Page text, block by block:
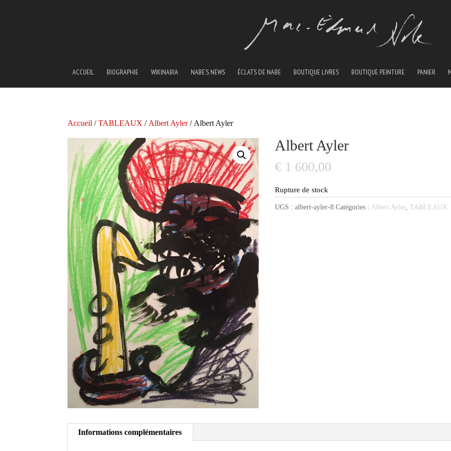
ACCUEIL BIOGRAPHIE WIKINABIA NABE’S NEWS ÉCLATS DE NABE BOUTIQUE LIVRES BOUTIQUE PEINTURE PANIER
Accueil /TABLEAUX / Albert Ayler/ Albert Ayler
Albert Ayler
€ 1 600,00
Rupture de stock
UGS :albert-ayler-8 Catégories : Albert Ayler,TABLEAUX
Informations complémentaires